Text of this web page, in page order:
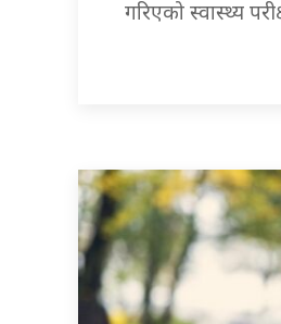
गरिएको स्वास्थ्य